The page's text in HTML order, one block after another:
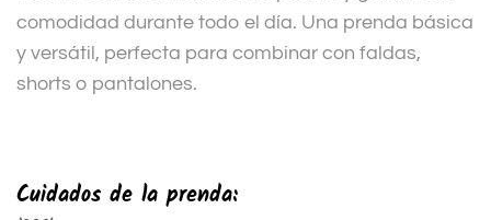
comodidad durante todo el día. Una prenda básica
y versátil, perfecta para combinar con faldas,
shorts o pantalones.
Cuidados de la prenda: